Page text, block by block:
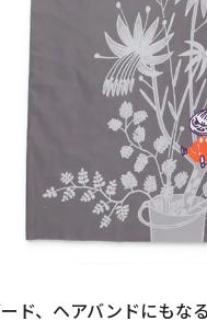
ド、ヘアバンドにもな